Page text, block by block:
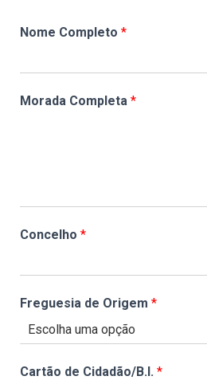
Nome Completo *
Morada Completa *
Concelho *
Freguesia de Origem *
Cartão de Cidadão/B.I. *